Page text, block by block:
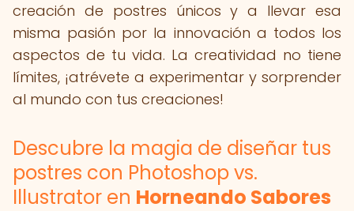
creación de postres únicos y a llevar esa
misma pasión por la innovación a todos los
aspectos de tu vida. La creatividad no tiene
límites, ¡atrévete a experimentar y sorprender
al mundo con tus creaciones!
Descubre la magia de diseñar tus
postres con Photoshop vs.
Illustrator en Horneando Sabores